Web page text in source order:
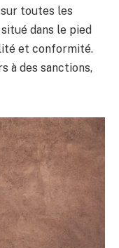
toutes les
dans le pied
et conformité.
à des sanctions,